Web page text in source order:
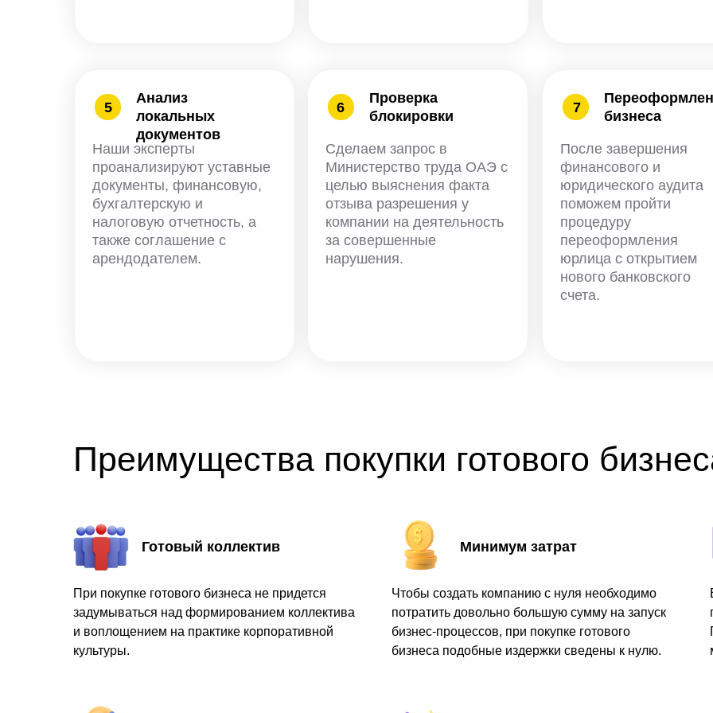
Анализ
локальных
документов
Наши эксперты
проанализируют уставные
документы, финансовую,
бухгалтерскую и
налоговую отчетность, а
также соглашение с
арендодателем.
5
Проверка
блокировки
Сделаем запрос в
Министерство труда ОАЭ с
целью выяснения факта
отзыва разрешения у
компании на деятельность
за совершенные
нарушения.
6
бизнеса
После завершения
финансового и
юридического аудита
поможем пройти
процедуру
переоформления
юрлица с открытием
нового банковского
счета.
7
Преимущества покупки готового
Готовый коллектив
При покупке готового бизнеса не придется
задумываться над формированием коллектива
и воплощением на практике корпоративной
культуры.
Минимум затрат
Чтобы создать компанию с нуля необходимо
потратить довольно большую сумму на запуск
бизнес-процессов, при покупке готового
бизнеса подобные издержки сведены к нулю.